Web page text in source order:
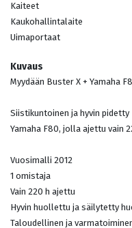
Kaiteet
Kaukohallintalaite
Uimaportaat
Kuvaus
Myydään Buster X + Yamaha
Siistikuntoinen ja hyvin
Yamaha F80, jolla ajettu vain
Vuosimalli 2012
1 omistaja
Vain 220 h ajettu
Hyvin huollettu ja säilytetty
Taloudellinen ja